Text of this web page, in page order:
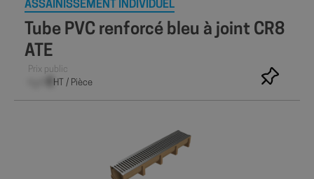
ASSAINISSEMENT INDIVIDUEL
Tube PVC renforcé bleu à joint CR8
ATE
Prix public
HT / Pièce